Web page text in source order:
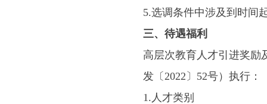
5.选调条件中涉及到时间
三、待遇福利
高层次教育人才引进奖励
发〔2022〕52号）执行：
1.人才类别